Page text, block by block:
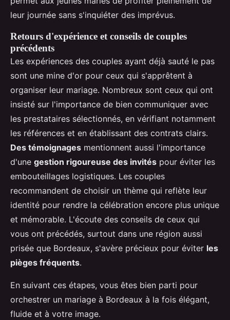
leur journée sans s'inquiéter des imprévus.
Retours d'expérience et conseils de couples
précédents
Les expériences des couples ayant déjà sauté le pas
sont une mine d'or pour ceux qui s'apprêtent à
organiser leur mariage. Nombreux sont ceux qui ont
insisté sur l'importance de bien communiquer avec
les prestataires sélectionnés, en vérifiant notamment
les références et en établissant des contrats clairs.
Des témoignages mentionnent aussi l'importance
d'une gestion rigoureuse des invités pour éviter les
embouteillages logistiques. Les couples
recommandent de choisir un thème qui reflète leur
identité pour rendre la célébration encore plus unique
et mémorable. L'écoute des conseils de ceux qui
vous ont précédés, surtout dans une région aussi
prisée que Bordeaux, s'avère précieux pour éviter les
pièges fréquents.
En suivant ces étapes, vous êtes bien parti pour
orchestrer un mariage à Bordeaux à la fois élégant,
fluide et à votre image.